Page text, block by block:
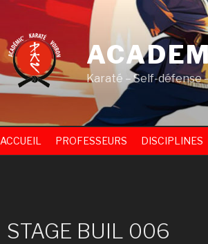
Karaté – Self-défense
ACCUEIL PROFESSEURS DISCIPLINES
STAGE BUIL 006